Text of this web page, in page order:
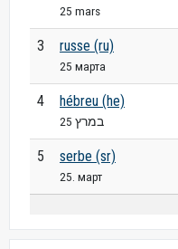
25 mars
3 russe (ru)
25 марта
4 hébreu (he)
25 במרץ
5 serbe (sr)
25. март